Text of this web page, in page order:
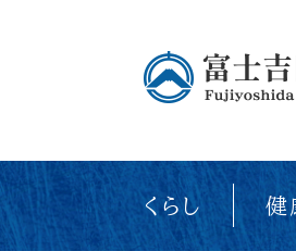
くらし 健